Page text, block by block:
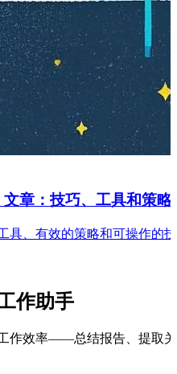
章：技巧、工具和策略
具、有效的策略和可操作的
作助手
作效率——总结报告、提取